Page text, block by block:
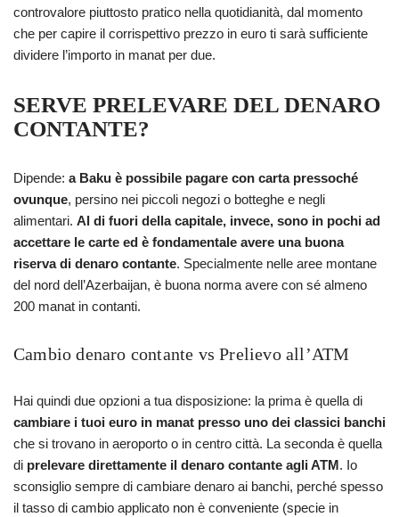
controvalore piuttosto pratico nella quotidianità, dal momento
che per capire il corrispettivo prezzo in euro ti sarà sufficiente
dividere l’importo in manat per due.
SERVE PRELEVARE DEL DENARO
CONTANTE?
Dipende: a Baku è possibile pagare con carta pressoché
ovunque, persino nei piccoli negozi o botteghe e negli
alimentari. Al di fuori della capitale, invece, sono in pochi ad
accettare le carte ed è fondamentale avere una buona
riserva di denaro contante. Specialmente nelle aree montane
del nord dell’Azerbaijan, è buona norma avere con sé almeno
200 manat in contanti.
Cambio denaro contante vs Prelievo all’ATM
Hai quindi due opzioni a tua disposizione: la prima è quella di
cambiare i tuoi euro in manat presso uno dei classici banchi
che si trovano in aeroporto o in centro città. La seconda è quella
di prelevare direttamente il denaro contante agli ATM. Io
sconsiglio sempre di cambiare denaro ai banchi, perché spesso
il tasso di cambio applicato non è conveniente (specie in